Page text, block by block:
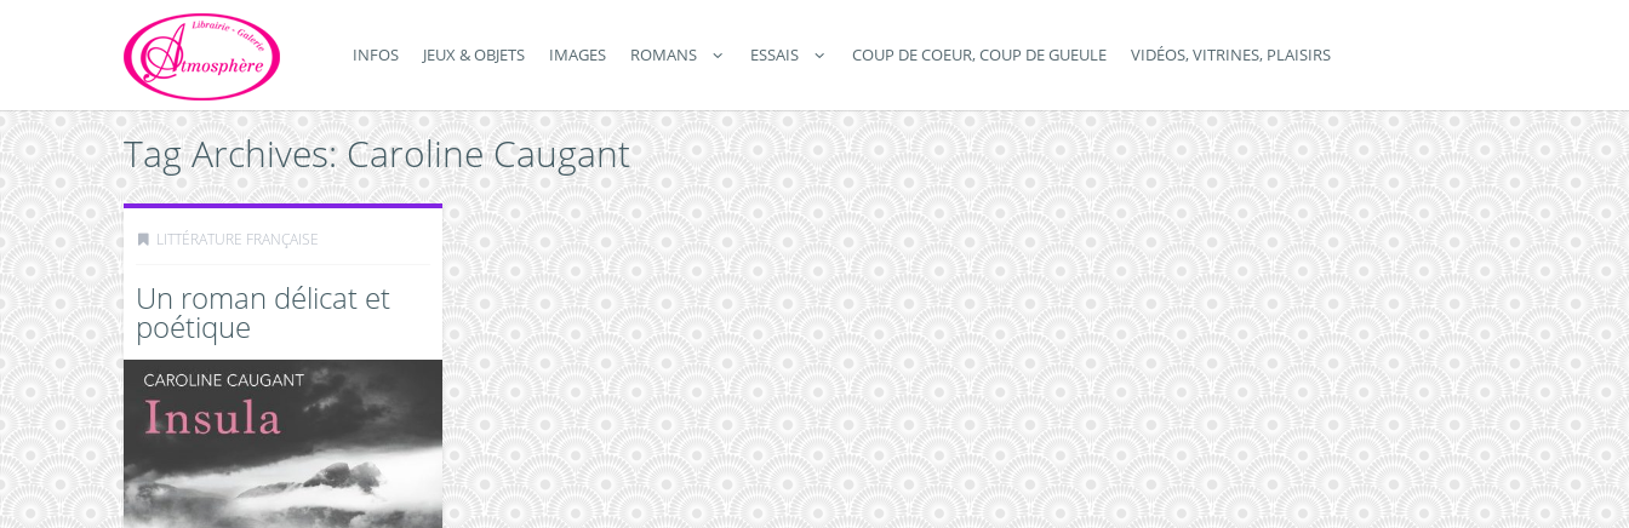
INFOS JEUX & OBJETS IMAGES ROMANS ESSAIS COUP DE COEUR, COUP DE GUEULE VIDÉOS, VITRINES, PLAISIRS
Tag Archives: Caroline Caugant
LITTÉRATURE FRANÇAISE
Un roman délicat et
poétique